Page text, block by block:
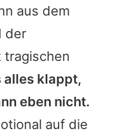
aus dem
der
tragischen
alles klappt,
eben nicht.
auf die